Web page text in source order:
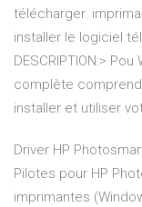
télécharger.
installer le logiciel
DESCRIPTION:>
complète
installer et utiliser
Driver HP
Pilotes pour HP
imprimantes